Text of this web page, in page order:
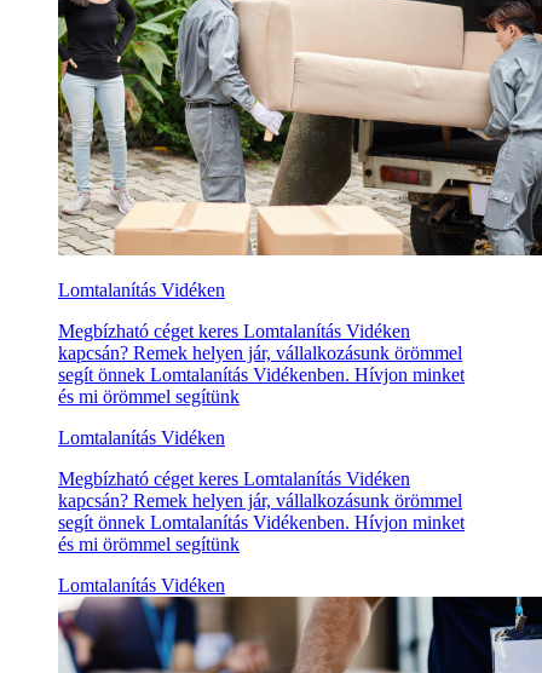
Lomtalanítás Vidéken
Megbízható céget keres Lomtalanítás Vidéken
kapcsán? Remek helyen jár, vállalkozásunk örömmel
segít önnek Lomtalanítás Vidékenben. Hívjon minket
és mi örömmel segítünk
Lomtalanítás Vidéken
Megbízható céget keres Lomtalanítás Vidéken
kapcsán? Remek helyen jár, vállalkozásunk örömmel
segít önnek Lomtalanítás Vidékenben. Hívjon minket
és mi örömmel segítünk
Lomtalanítás Vidéken